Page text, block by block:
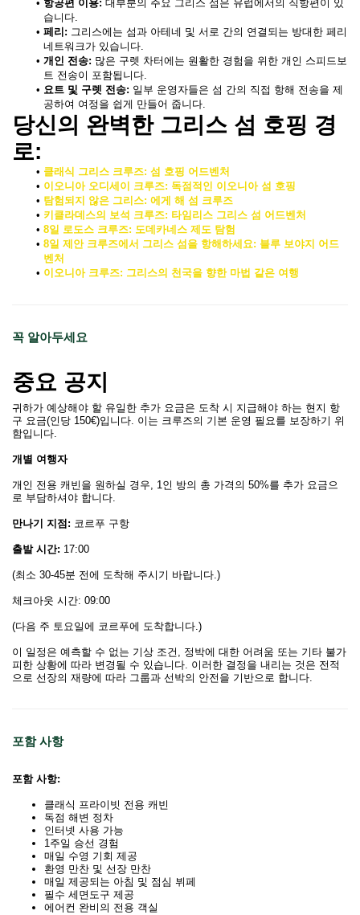
항공편 이용: 대부분의 주요 그리스 섬은 유럽에서의 직항편이 있
습니다.
페리: 그리스에는 섬과 아테네 및 서로 간의 연결되는 방대한 페리
네트워크가 있습니다.
개인 전송: 많은 구렛 차터에는 원활한 경험을 위한 개인 스피드보
트 전송이 포함됩니다.
요트 및 구렛 전송: 일부 운영자들은 섬 간의 직접 항해 전송을 제
공하여 여정을 쉽게 만들어 줍니다.
당신의 완벽한 그리스 섬 호핑 경
로:
클래식 그리스 크루즈: 섬 호핑 어드벤처
이오니아 오디세이 크루즈: 독점적인 이오니아 섬 호핑
탐험되지 않은 그리스: 에게 해 섬 크루즈
키클라데스의 보석 크루즈: 타임리스 그리스 섬 어드벤처
8일 로도스 크루즈: 도데카네스 제도 탐험
8일 제안 크루즈에서 그리스 섬을 항해하세요: 블루 보야지 어드
벤처
이오니아 크루즈: 그리스의 천국을 향한 마법 같은 여행
꼭 알아두세요
중요 공지
귀하가 예상해야 할 유일한 추가 요금은 도착 시 지급해야 하는 현지 항
구 요금(인당 150€)입니다. 이는 크루즈의 기본 운영 필요를 보장하기 위
함입니다.
개별 여행자
개인 전용 캐빈을 원하실 경우, 1인 방의 총 가격의 50%를 추가 요금으
로 부담하셔야 합니다.
만나기 지점: 코르푸 구항
출발 시간: 17:00
(최소 30-45분 전에 도착해 주시기 바랍니다.)
체크아웃 시간: 09:00
(다음 주 토요일에 코르푸에 도착합니다.)
이 일정은 예측할 수 없는 기상 조건, 정박에 대한 어려움 또는 기타 불가
피한 상황에 따라 변경될 수 있습니다. 이러한 결정을 내리는 것은 전적
으로 선장의 재량에 따라 그룹과 선박의 안전을 기반으로 합니다.
포함 사항
포함 사항:
클래식 프라이빗 전용 캐빈
독점 해변 정차
인터넷 사용 가능
1주일 승선 경험
매일 수영 기회 제공
환영 만찬 및 선장 만찬
매일 제공되는 아침 및 점심 뷔페
필수 세면도구 제공
에어컨 완비의 전용 객실